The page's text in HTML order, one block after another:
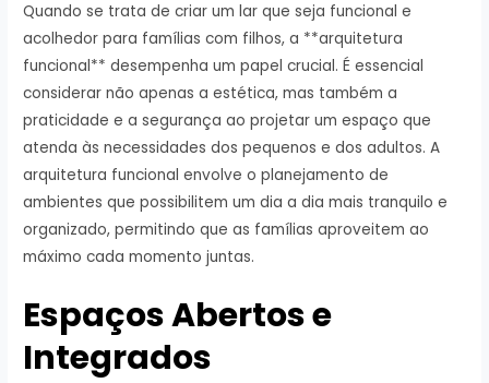
Quando se trata de criar um lar que seja funcional e
acolhedor para famílias com filhos, a **arquitetura
funcional** desempenha um papel crucial. É essencial
considerar não apenas a estética, mas também a
praticidade e a segurança ao projetar um espaço que
atenda às necessidades dos pequenos e dos adultos. A
arquitetura funcional envolve o planejamento de
ambientes que possibilitem um dia a dia mais tranquilo e
organizado, permitindo que as famílias aproveitem ao
máximo cada momento juntas.
Espaços Abertos e
Integrados